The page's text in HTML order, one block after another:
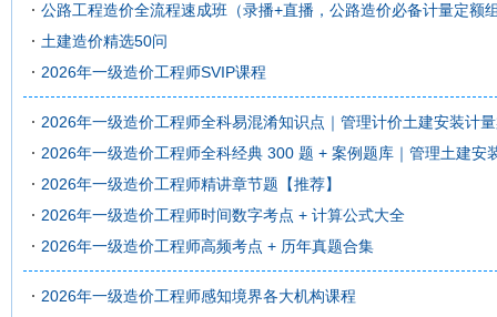
公路工程造价全流程速成班（录播+直播，公路造价必备计量定额
土建造价精选50问
2026年一级造价工程师SVIP课程
2026年一级造价工程师全科易混淆知识点｜管理计价土建安装计
2026年一级造价工程师全科经典 300 题 + 案例题库｜管理土建安
2026年一级造价工程师精讲章节题【推荐】
2026年一级造价工程师时间数字考点 + 计算公式大全
2026年一级造价工程师高频考点 + 历年真题合集
2026年一级造价工程师感知境界各大机构课程